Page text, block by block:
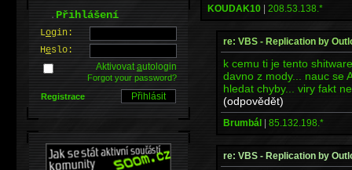
KOUDAK10 | 208.53.138.*
re: VBS - Replication by
k cemu ti je tento
davno z mody... nauc se
hledat chyby... viry fakt
(odpovědět)
Brumbál | 85.132.198.*
re: VBS - Replication by
.Přihlášení
Login:
Heslo:
Aktivovatautologin
Forgot your password?
Registrace